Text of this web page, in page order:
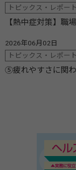
トピックス・レポート
【熱中症対策】職
2026年06月02日
トピックス・レポート
⑤疲れやすさに関